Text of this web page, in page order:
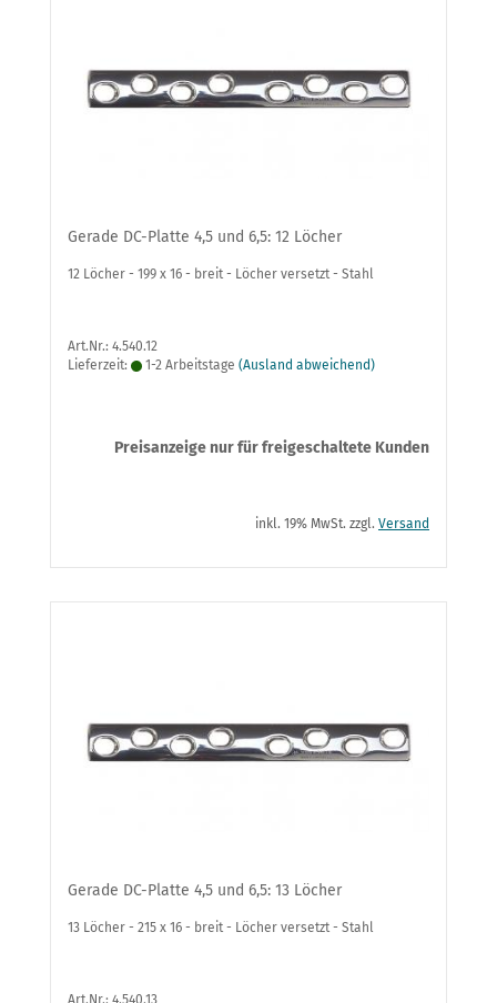
Gerade DC-Platte 4,5 und 6,5: 12 Löcher
12 Löcher - 199 x 16 - breit - Löcher versetzt - Stahl
Art.Nr.: 4.540.12
Lieferzeit:
1-2 Arbeitstage (Ausland abweichend)
Preisanzeige nur für freigeschaltete Kunden
inkl. 19% MwSt. zzgl. Versand
Gerade DC-Platte 4,5 und 6,5: 13 Löcher
13 Löcher - 215 x 16 - breit - Löcher versetzt - Stahl
Art.Nr.: 4.540.13